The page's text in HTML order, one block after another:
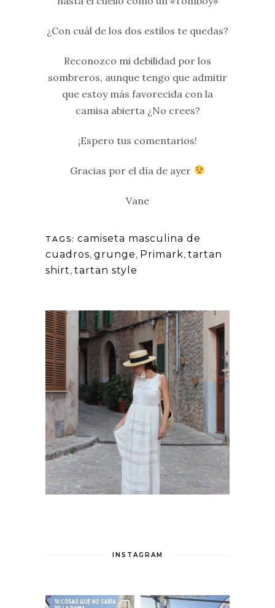
¿Con cuál de los dos estilos te quedas?
Reconozco mi debilidad por los
sombreros, aunque tengo que admitir
que estoy más favorecida con la
camisa abierta ¿No crees?
¡Espero tus comentarios!
Gracias por el día de ayer
Vane
TAGS: camiseta masculina de
cuadros, grunge, Primark, tartan
shirt, tartan style
INSTAGRAM